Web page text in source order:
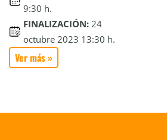
9:30 h.
FINALIZACIÓN: 24
octubre 2023 13:30 h.
Ver más »